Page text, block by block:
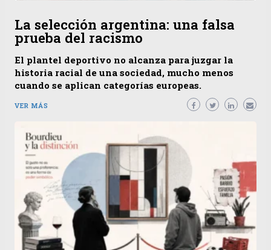
La selección argentina: una falsa
prueba del racismo
El plantel deportivo no alcanza para juzgar la
historia racial de una sociedad, mucho menos
cuando se aplican categorías europeas.
VER MÁS